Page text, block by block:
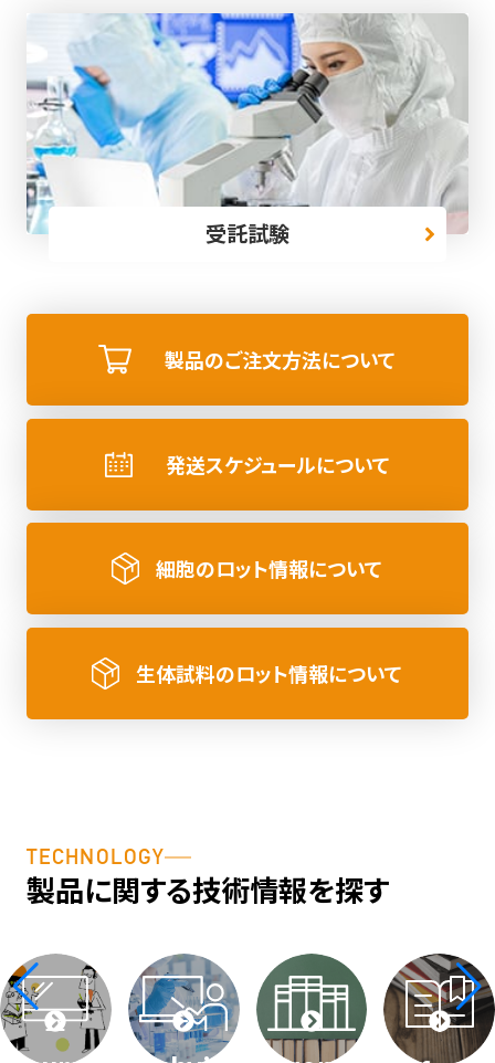
受託試験
製品のご注文方法について
発送スケジュールについて
細胞のロット情報について
生体試料のロット情報について
TECHNOLOGY
製品に関する技術情報を探す